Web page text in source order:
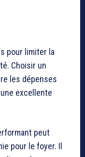
pour limiter la
Choisir un
les dépenses
excellente
peut
pour le foyer. Il